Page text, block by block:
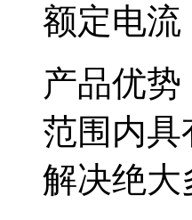
额定电流
产品优
范围内具
解决绝大